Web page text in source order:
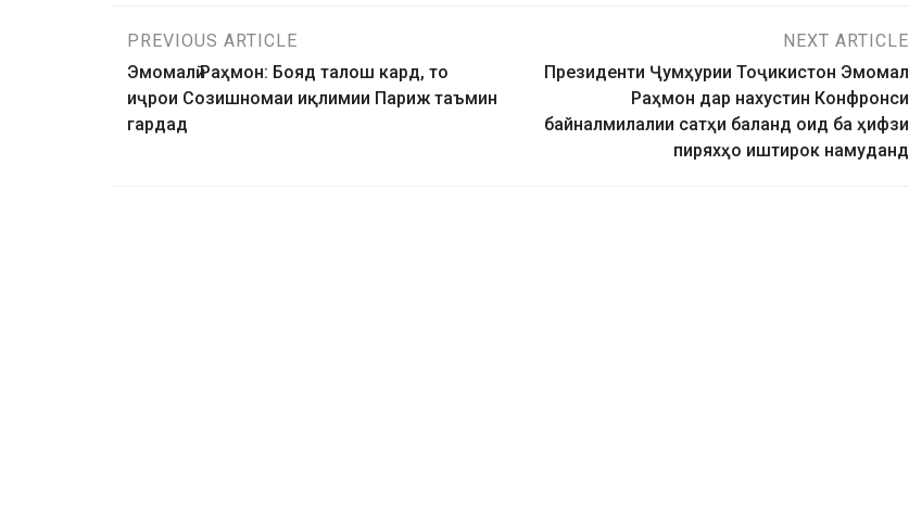
PREVIOUS ARTICLE
Эмомалӣ Раҳмон: Бояд талош кард, то
иҷрои Созишномаи иқлимии Париж таъмин
гардад
NEXT ARTICLE
Президенти Ҷумҳурии Тоҷикистон Эмомалӣ
Раҳмон дар нахустин Конфронси
байналмилалии сатҳи баланд оид ба ҳифзи
пиряхҳо иштирок намуданд